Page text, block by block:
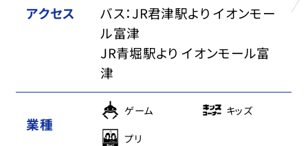
アクセス
バス：JR君津駅より イオンモー
ル富津
JR青堀駅より イオンモール富
津
業種
ゲーム キッズ
プリ